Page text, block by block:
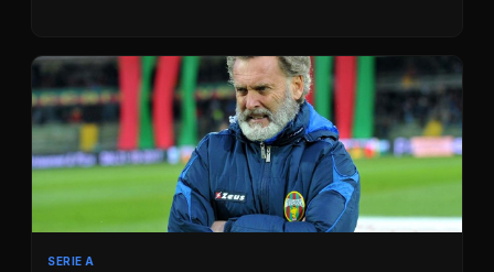
SERIE A